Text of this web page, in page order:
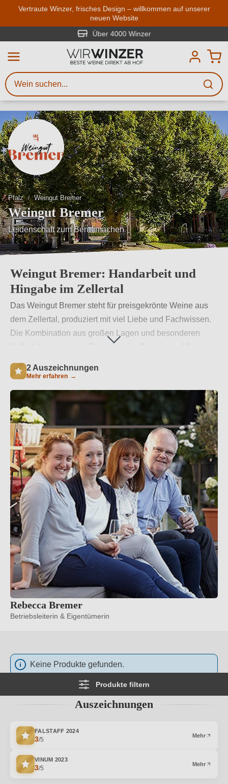
Zum Hauptinhalt springen
Vertraute Winzer, frisches Design – willkommen auf unserer
neuen Website
Über 4000 Winzer
Pfalz Weingut Bremer
Weingut Bremer
Leidenschaft zum Beruf machen
Weingut Bremer: Handarbeit und
Hingabe im Zellertal
Das Weingut Bremer steht für preisgekrönte Weine aus
dem Zellertal, produziert mit viel Liebe und Fachwissen.
Die Kombination aus großen Lagen und besonderen
Kalkböden sowie der Expertise des Oenologen Michael
Verbindung von Tradition und moderner Technik bieten
sie einzigartige Geschmackserlebnisse.Weiterlesen→
2 Auszeichnungen
Mehr erfahren →
Rebecca Bremer
Betriebsleiterin & Eigentümerin
Produkte filtern
Keine Produkte gefunden.
Auszeichnungen
FALSTAFF 2024
3/5
Mehr
VINUM 2023
3/5
Mehr
Weinsuche
Mindestens 3 Zeichen eingeben
Beschreiben Sie, welchen Wein
Sie suchen – ob nach Geschmack,
Region, Winzer oder anderen
Kriterien.